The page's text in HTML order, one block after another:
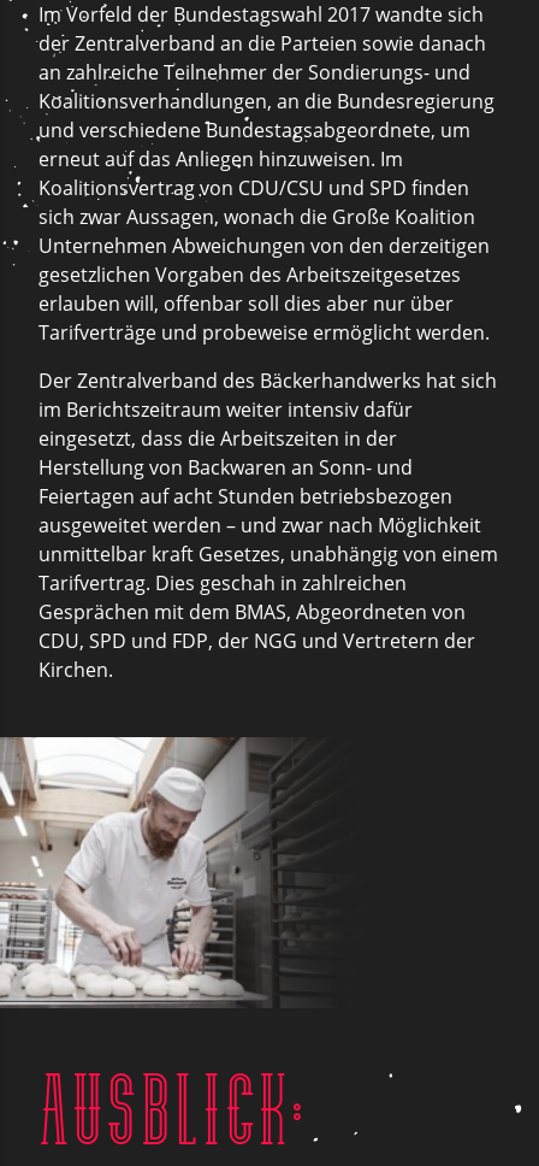
Im Vorfeld der Bundestagswahl 2017 wandte sich
der Zentralverband an die Parteien sowie danach
an zahlreiche Teilnehmer der Sondierungs- und
Koalitionsverhandlungen, an die Bundesregierung
und verschiedene Bundestagsabgeordnete, um
erneut auf das Anliegen hinzuweisen. Im
Koalitionsvertrag von CDU/CSU und SPD finden
sich zwar Aussagen, wonach die Große Koalition
Unternehmen Abweichungen von den derzeitigen
gesetzlichen Vorgaben des Arbeitszeitgesetzes
erlauben will, offenbar soll dies aber nur über
Tarifverträge und probeweise ermöglicht werden.
Der Zentralverband des Bäckerhandwerks hat sich
im Berichtszeitraum weiter intensiv dafür
eingesetzt, dass die Arbeitszeiten in der
Herstellung von Backwaren an Sonn- und
Feiertagen auf acht Stunden betriebsbezogen
ausgeweitet werden – und zwar nach Möglichkeit
unmittelbar kraft Gesetzes, unabhängig von einem
Tarifvertrag. Dies geschah in zahlreichen
Gesprächen mit dem BMAS, Abgeordneten von
CDU, SPD und FDP, der NGG und Vertretern der
Kirchen.
Ausblick: